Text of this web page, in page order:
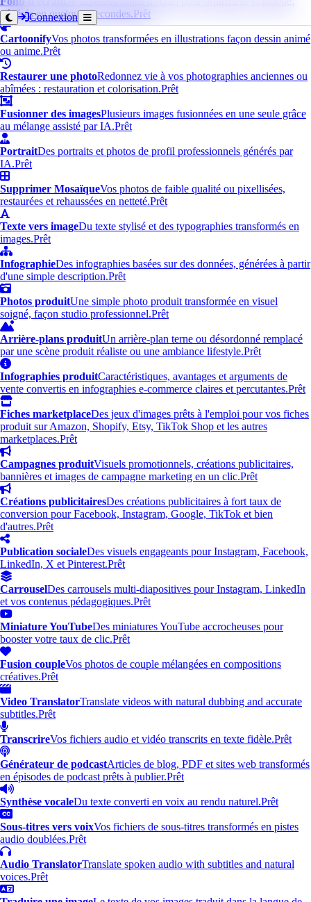
Connexion
générés en quelques secondes.Prêt
CartoonifyVos photos transformées en illustrations façon dessin animé
ou anime.Prêt
Restaurer une photoRedonnez vie à vos photographies anciennes ou
abîmées : restauration et colorisation.Prêt
Fusionner des imagesPlusieurs images fusionnées en une seule grâce
au mélange assisté par IA.Prêt
PortraitDes portraits et photos de profil professionnels générés par
IA.Prêt
Supprimer MosaïqueVos photos de faible qualité ou pixellisées,
restaurées et rehaussées en netteté.Prêt
Texte vers imageDu texte stylisé et des typographies transformés en
images.Prêt
InfographieDes infographies basées sur des données, générées à partir
d'une simple description.Prêt
Photos produitUne simple photo produit transformée en visuel
soigné, façon studio professionnel.Prêt
Arrière-plans produitUn arrière-plan terne ou désordonné remplacé
par une scène produit réaliste ou une ambiance lifestyle.Prêt
Infographies produitCaractéristiques, avantages et arguments de
vente convertis en infographies e-commerce claires et percutantes.Prêt
Fiches marketplaceDes jeux d'images prêts à l'emploi pour vos fiches
produit sur Amazon, Shopify, Etsy, TikTok Shop et les autres
marketplaces.Prêt
Campagnes produitVisuels promotionnels, créations publicitaires,
bannières et images de campagne marketing en un clic.Prêt
Créations publicitairesDes créations publicitaires à fort taux de
conversion pour Facebook, Instagram, Google, TikTok et bien
d'autres.Prêt
Publication socialeDes visuels engageants pour Instagram, Facebook,
LinkedIn, X et Pinterest.Prêt
CarrouselDes carrousels multi-diapositives pour Instagram, LinkedIn
et vos contenus pédagogiques.Prêt
Miniature YouTubeDes miniatures YouTube accrocheuses pour
booster votre taux de clic.Prêt
Fusion coupleVos photos de couple mélangées en compositions
créatives.Prêt
Video TranslatorTranslate videos with natural dubbing and accurate
subtitles.Prêt
TranscrireVos fichiers audio et vidéo transcrits en texte fidèle.Prêt
Générateur de podcastArticles de blog, PDF et sites web transformés
en épisodes de podcast prêts à publier.Prêt
Synthèse vocaleDu texte converti en voix au rendu naturel.Prêt
Sous-titres vers voixVos fichiers de sous-titres transformés en pistes
audio doublées.Prêt
Audio TranslatorTranslate spoken audio with subtitles and natural
voices.Prêt